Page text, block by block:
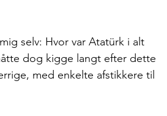
selv: Hvor var Atatürk i alt
dog kigge langt efter dette
med enkelte afstikkere til